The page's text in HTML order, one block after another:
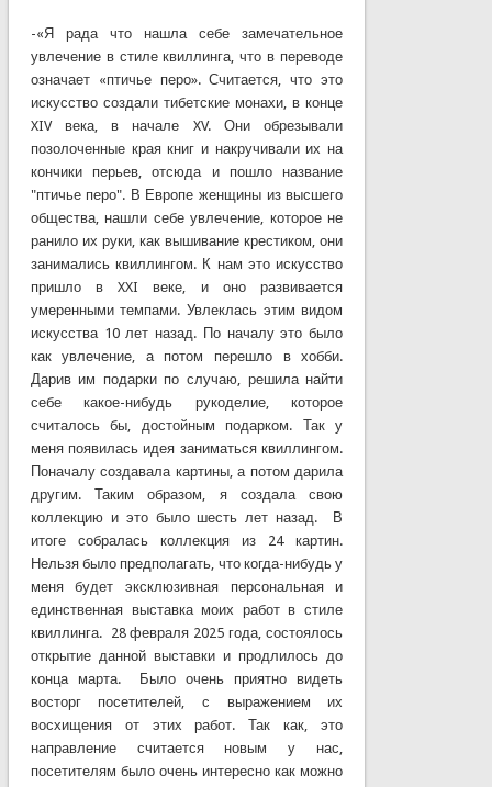
-«Я рада что нашла себе замечательное
увлечение в стиле квиллинга, что в переводе
означает «птичье перо». Считается, что это
искусство создали тибетские монахи, в конце
XIV века, в начале XV. Они обрезывали
позолоченные края книг и накручивали их на
кончики перьев, отсюда и пошло название
"птичье перо". В Европе женщины из высшего
общества, нашли себе увлечение, которое не
ранило их руки, как вышивание крестиком, они
занимались квиллингом. К нам это искусство
пришло в XXI веке, и оно развивается
умеренными темпами. Увлеклась этим видом
искусства 10 лет назад. По началу это было
как увлечение, а потом перешло в хобби.
Дарив им подарки по случаю, решила найти
себе какое-нибудь рукоделие, которое
считалось бы, достойным подарком. Так у
меня появилась идея заниматься квиллингом.
Поначалу создавала картины, а потом дарила
другим. Таким образом, я создала свою
коллекцию и это было шесть лет назад. В
итоге собралась коллекция из 24 картин.
Нельзя было предполагать, что когда-нибудь у
меня будет эксклюзивная персональная и
единственная выставка моих работ в стиле
квиллинга. 28 февраля 2025 года, состоялось
открытие данной выставки и продлилось до
конца марта. Было очень приятно видеть
восторг посетителей, с выражением их
восхищения от этих работ. Так как, это
направление считается новым у нас,
посетителям было очень интересно как можно